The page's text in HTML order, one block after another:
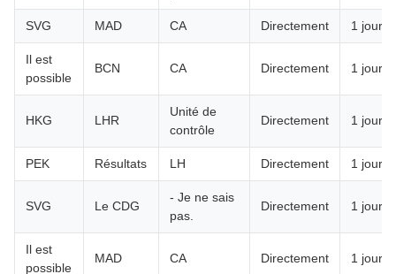
SVG MAD CA Directement 1 jour
Il est
possible
BCN CA Directement 1 jour
HKG LHR
Unité de
contrôle
Directement 1 jour
PEK Résultats LH Directement 1 jour
SVG Le CDG
- Je ne sais
pas.
Directement 1 jour
Il est
possible
MAD CA Directement 1 jour